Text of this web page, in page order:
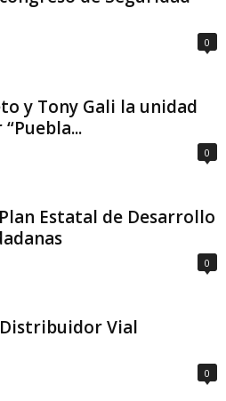
0
y Tony Gali la unidad
0
Estatal de Desarrollo
0
Vial
0